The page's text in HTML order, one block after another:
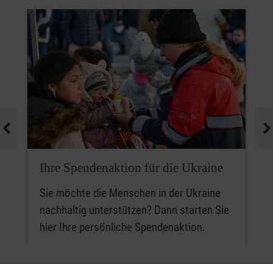
Das bedeutet gleichzeitig, dass Initiatoren von
Spendenaktionen, die nicht gleichzeitig als
Spendende in Erscheinung treten, keine
Spendenquittung erhalten. Nur wer selber
spendet, kann auch eine Spendenquittung
erhalten.
Ihre Spendenaktion für die Ukraine
Sie möchte die Menschen in der Ukraine
nachhaltig unterstützen? Dann starten Sie
hier Ihre persönliche Spendenaktion.